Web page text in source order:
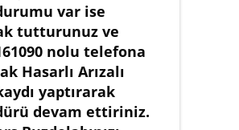
var ise
tutturunuz ve
nolu telefona
Hasarlı Arızalı
yaptırarak
devam ettiriniz.